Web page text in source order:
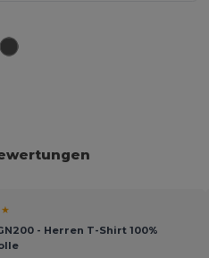
- Herren T-Shirt 100%